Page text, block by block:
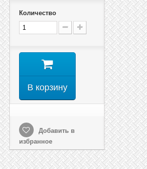
Количество
В корзину
Добавить в
избранное